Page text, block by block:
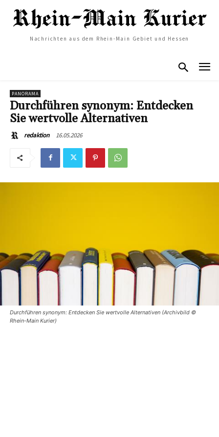
Nachrichten aus dem Rhein-Main Gebiet und Hessen
PANORAMA
Durchführen synonym: Entdecken
Sie wertvolle Alternativen
redaktion 16.05.2026
Durchführen synonym: Entdecken Sie wertvolle Alternativen (Archivbild ©
Rhein-Main Kurier)